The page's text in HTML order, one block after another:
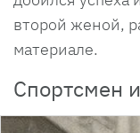
второй женой,
материале.
Спортсмен